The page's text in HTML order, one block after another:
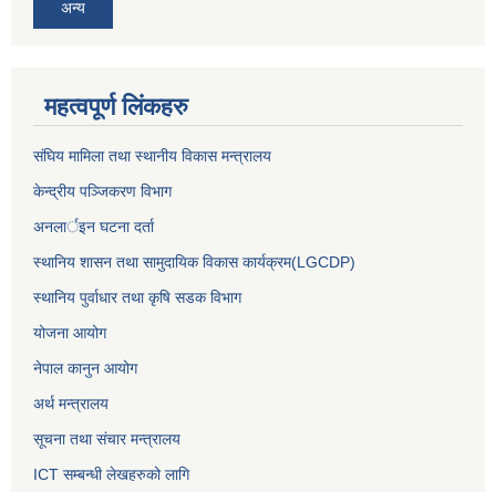
अन्य
महत्वपूर्ण लिंकहरु
संघिय मामिला तथा स्थानीय विकास मन्त्रालय
केन्द्रीय पञ्जिकरण विभाग
अनलार्इन घटना दर्ता
स्थानिय शासन तथा सामुदायिक विकास कार्यक्रम(LGCDP)
स्थानिय पुर्वाधार तथा कृषि सडक विभाग
योजना आयोग
नेपाल कानुन आयोग
अर्थ मन्त्रालय
सूचना तथा संचार मन्त्रालय
ICT सम्बन्धी लेखहरुको लागि